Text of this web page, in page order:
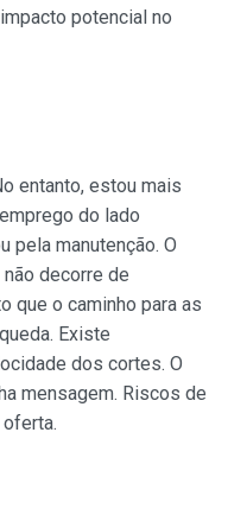
potencial no
entanto, estou mais
do lado
pela manutenção. O
decorre de
que o caminho para as
Existe
dos cortes. O
mensagem. Riscos de